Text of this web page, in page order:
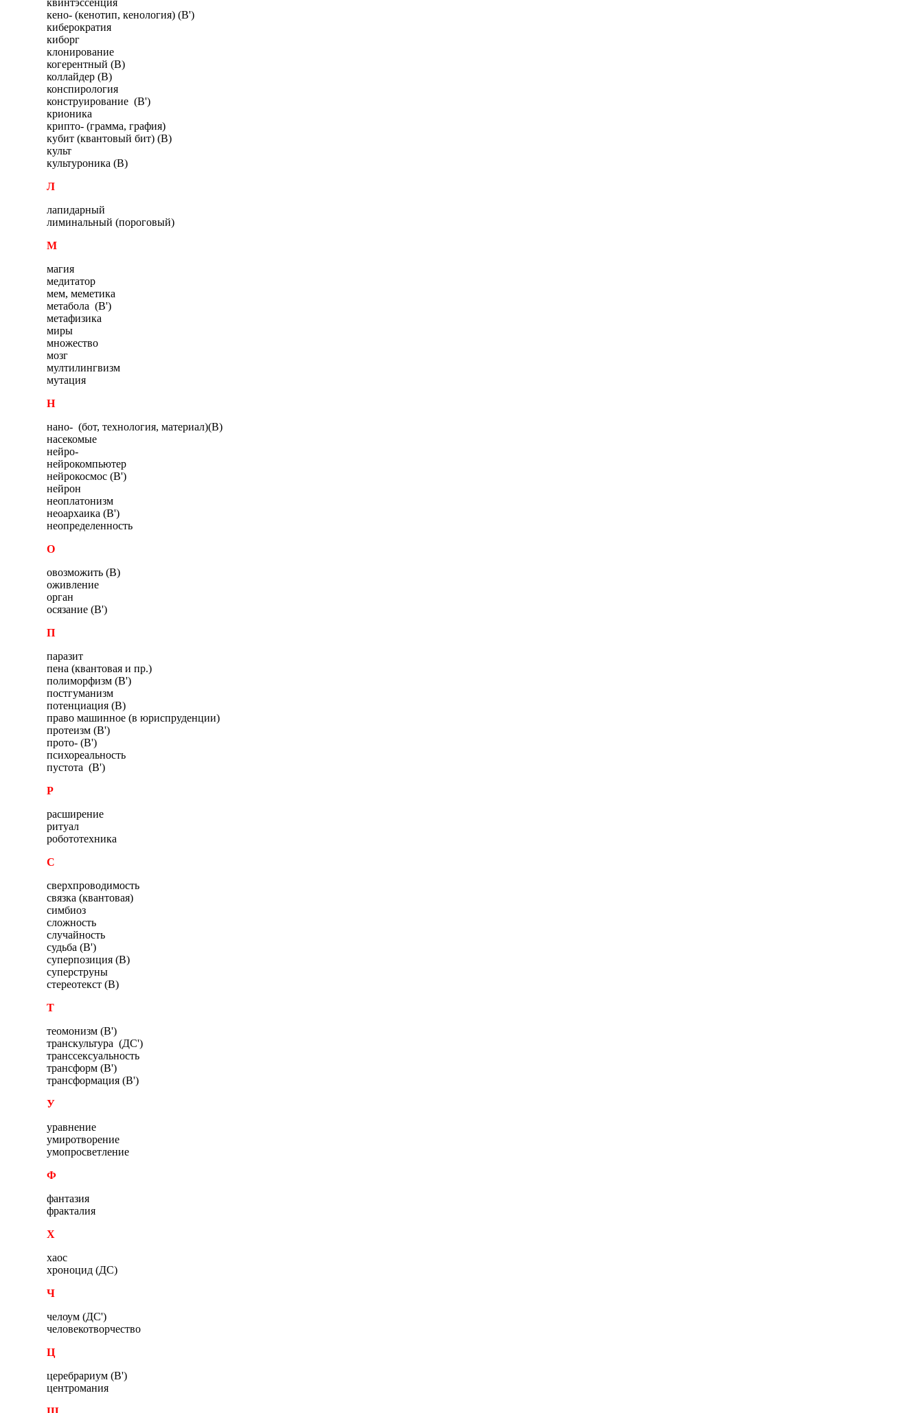
квинтэссенция
кено- (кенотип, кенология) (В')
киберократия
киборг
клонирование
когерентный (В)
коллайдер (В)
конспирология
конструирование (В')
крионика
крипто- (грамма, графия)
кубит (квантовый бит) (В)
культ
культуроника (В)
Л
лапидарный
лиминальный (пороговый)
М
магия
медитатор
мем, меметика
метабола (В')
метафизика
миры
множество
мозг
мултилингвизм
мутация
Н
нано- (бот, технология, материал)(В)
насекомые
нейро-
нейрокомпьютер
нейрокосмос (В')
нейрон
неоплатонизм
неоархаика (В')
неопределенность
О
овозможить (В)
оживление
орган
осязание (В')
П
паразит
пена (квантовая и пр.)
полиморфизм (В')
постгуманизм
потенциация (В)
право машинное (в юриспруденции)
протеизм (В')
прото- (В')
психореальность
пустота (В')
Р
расширение
ритуал
робототехника
С
сверхпроводимость
связка (квантовая)
симбиоз
сложность
случайность
судьба (В')
суперпозиция (В)
суперструны
стереотекст (В)
Т
теомонизм (В')
транскультура (ДС')
транссексуальность
трансформ (В')
трансформация (В')
У
уравнение
умиротворение
умопросветление
Ф
фантазия
фракталия
Х
хаос
хроноцид (ДС)
Ч
челоум (ДС')
человекотворчество
Ц
церебрариум (В')
центромания